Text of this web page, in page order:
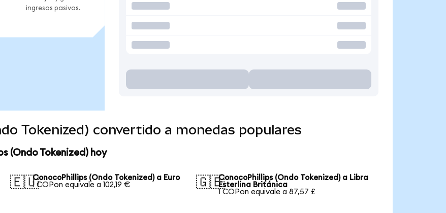
ingresos pasivos.
Tokenized) convertido a monedas populares
(Ondo Tokenized) hoy
🇪🇺ConocoPhillips (Ondo Tokenized) a Euro
1 COPon equivale a 102,19 €
🇬🇧ConocoPhillips (Ondo Tokenized) a Libra
Esterlina Británica
1 COPon equivale a 87,57 £